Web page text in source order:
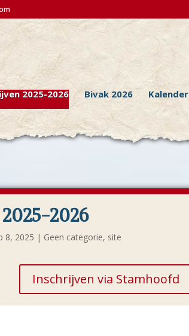
2025-2026 Bivak 2026 Kalender
2026
8, 2025 | Geen categorie, site
Inschrijven via Stamhoofd